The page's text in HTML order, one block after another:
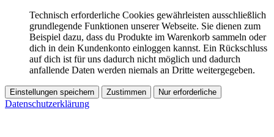
Technisch erforderliche Cookies gewährleisten ausschließlich
grundlegende Funktionen unserer Webseite. Sie dienen zum
Beispiel dazu, dass du Produkte im Warenkorb sammeln oder
dich in dein Kundenkonto einloggen kannst. Ein Rückschluss
auf dich ist für uns dadurch nicht möglich und dadurch
anfallende Daten werden niemals an Dritte weitergegeben.
Einstellungen speichern Zustimmen Nur erforderliche
Datenschutzerklärung